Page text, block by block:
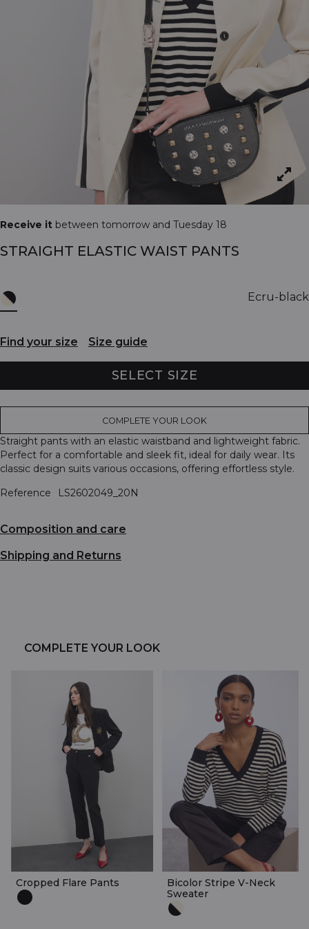
Receive it between tomorrow and Tuesday 18
STRAIGHT ELASTIC WAIST PANTS
Ecru-black
Find your size Size guide
SELECT SIZE
COMPLETE YOUR LOOK
Straight pants with an elastic waistband and lightweight fabric.
Perfect for a comfortable and sleek fit, ideal for daily wear. Its
classic design suits various occasions, offering effortless style.
Reference
LS2602049_20N
Composition and care
Shipping and Returns
COMPLETE YOUR LOOK
Cropped Flare Pants
Bicolor Stripe V-Neck
Sweater